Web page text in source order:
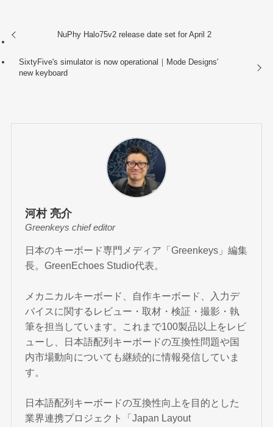
NuPhy Halo75v2 release date set for April 2
SixtyFive's simulator is now operational｜Mode Designs'
new keyboard
河村 亮介
Greenkeys chief editor
日本のキーボード専門メディア「Greenkeys」編集
長。GreenEchoes Studio代表。
メカニカルキーボード、自作キーボード、入力デ
バイスに関するレビュー・取材・検証・撮影・執
筆を担当しています。これまで100製品以上をレビ
ューし、日本語配列キーボードの互換性問題や国
内市場動向についても継続的に情報発信していま
す。
日本語配列キーボードの互換性向上を目的とした
業界連携プロジェクト「Japan Layout